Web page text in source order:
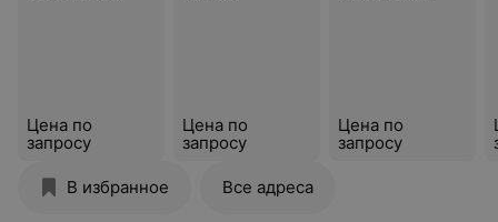
Цена по
запросу
Цена по
запросу
Цена по
запросу
В избранное Все адреса